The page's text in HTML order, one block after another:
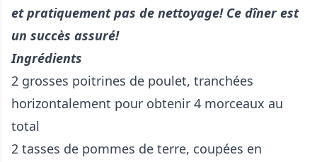
et pratiquement pas de nettoyage! Ce dîner est
un succès assuré!
Ingrédients
2 grosses poitrines de poulet, tranchées
horizontalement pour obtenir 4 morceaux au
total
2 tasses de pommes de terre, coupées en